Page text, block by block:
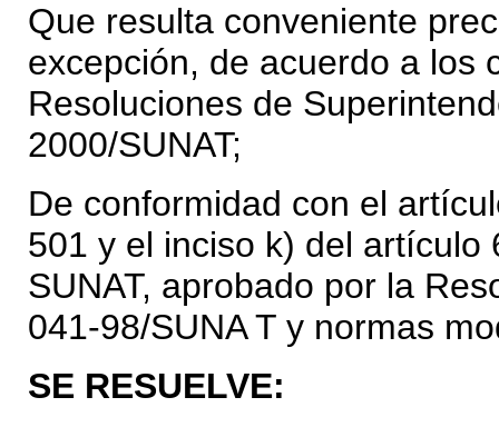
Que resulta conveniente
excepción, de acuerdo a los
Resoluciones de
2000/SUNAT;
De conformidad con el
501 y el inciso k) del artículo
SUNAT, aprobado por la
041-98/SUNA T y normas
SE RESUELVE: